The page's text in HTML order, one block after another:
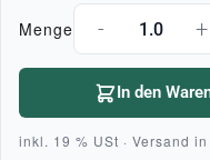
Menge - +
In den
inkl. 19 % USt · Versand